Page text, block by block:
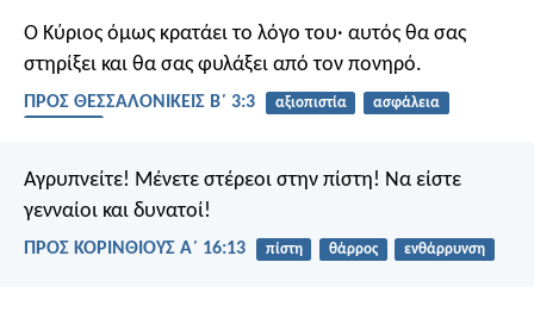
Ο Κύριος όμως κρατάει το λόγο του· αυτός θα σας
στηρίξει και θα σας φυλάξει από τον πονηρό.
ΠΡΟΣ ΘΕΣΣΑΛΟΝΙΚΕΙΣ Β΄ 3:3 αξιοπιστία
ασφάλεια
Αγρυπνείτε! Μένετε στέρεοι στην πίστη! Να είστε
γενναίοι και δυνατοί!
ΠΡΟΣ ΚΟΡΙΝΘΙΟΥΣ Α΄ 16:13 πίστη θάρρος ενθάρρυνση